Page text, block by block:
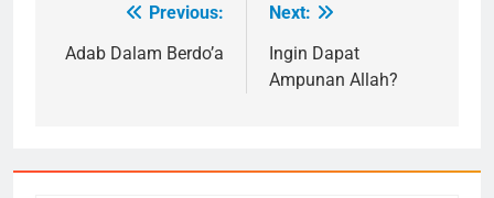
Navigasi
pos
Previous:
Adab Dalam Berdo’a
Next:
Ingin Dapat
Ampunan Allah?